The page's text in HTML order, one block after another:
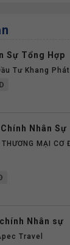
Sự Tổng Hợp
Tư Khang
Nhân Sự
MẠI CƠ
Nhân sự
Travel